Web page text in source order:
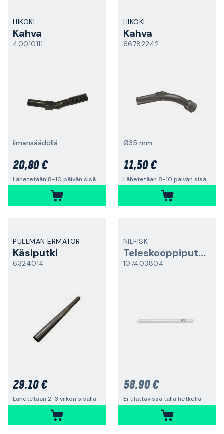
HIKOKI
Kahva
40010111
ilmansäädöllä
20,80 €
Lähetetään 8-10 päivän sisällä
HIKOKI
Kahva
66782242
Ø35 mm
11,50 €
Lähetetään 8-10 päivän sisällä
PULLMAN ERMATOR
Käsiputki
6324014
29,10 €
Lähetetään 2-3 viikon sisällä
NILFISK
Teleskooppiputki
107403804
58,90 €
Ei tilattavissa tällä hetkellä